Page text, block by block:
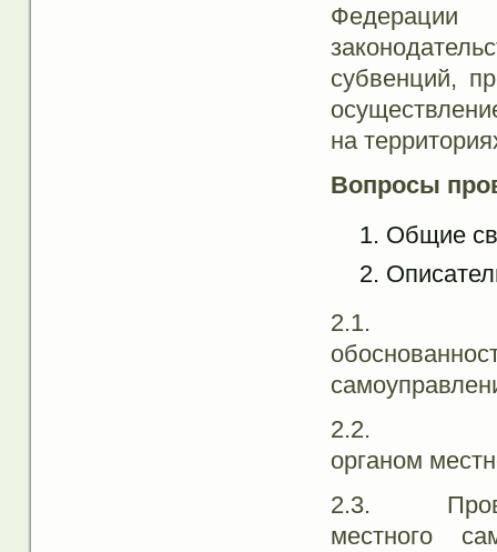
Федерации
субвенций,
на
Вопросы
Общие
2.1.
2.2.
органом
2.3.
местного